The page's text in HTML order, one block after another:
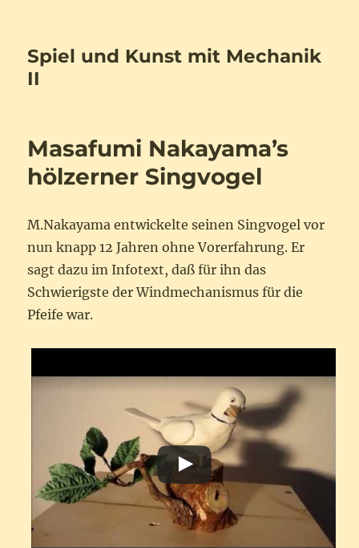
Spiel und Kunst mit Mechanik
II
Masafumi Nakayama’s
hölzerner Singvogel
M.Nakayama entwickelte seinen Singvogel vor
nun knapp 12 Jahren ohne Vorerfahrung. Er
sagt dazu im Infotext, daß für ihn das
Schwierigste der Windmechanismus für die
Pfeife war.